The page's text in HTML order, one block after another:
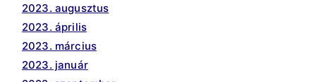
2023. augusztus
2023. április
2023. március
2023. január